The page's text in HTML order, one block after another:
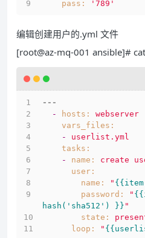
pass:
'789'
编辑创建用户的.yml 文件
[root@az-mq-001 ansible]#
---
-
hosts:
webserver
vars_files:
-
userlist.yml
tasks:
-
name: create
user:
name:
"
password:
"
hash('sha512') }} "
state:
loop:
"